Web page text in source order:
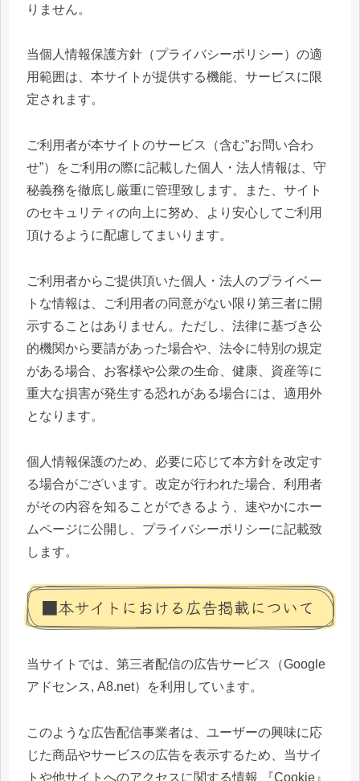
りません。
当個人情報保護方針（プライバシーポリシー）の適
用範囲は、本サイトが提供する機能、サービスに限
定されます。
ご利用者が本サイトのサービス（含む”お問い合わ
せ”）をご利用の際に記載した個人・法人情報は、守
秘義務を徹底し厳重に管理致します。また、サイト
のセキュリティの向上に努め、より安心してご利用
頂けるように配慮してまいります。
ご利用者からご提供頂いた個人・法人のプライベー
トな情報は、ご利用者の同意がない限り第三者に開
示することはありません。ただし、法律に基づき公
的機関から要請があった場合や、法令に特別の規定
がある場合、お客様や公衆の生命、健康、資産等に
重大な損害が発生する恐れがある場合には、適用外
となります。
個人情報保護のため、必要に応じて本方針を改定す
る場合がございます。改定が行われた場合、利用者
がその内容を知ることができるよう、速やかにホー
ムページに公開し、プライバシーポリシーに記載致
します。
■本サイトにおける広告掲載について
当サイトでは、第三者配信の広告サービス（Google
アドセンス, A8.net）を利用しています。
このような広告配信事業者は、ユーザーの興味に応
じた商品やサービスの広告を表示するため、当サイ
トや他サイトへのアクセスに関する情報 『Cookie』